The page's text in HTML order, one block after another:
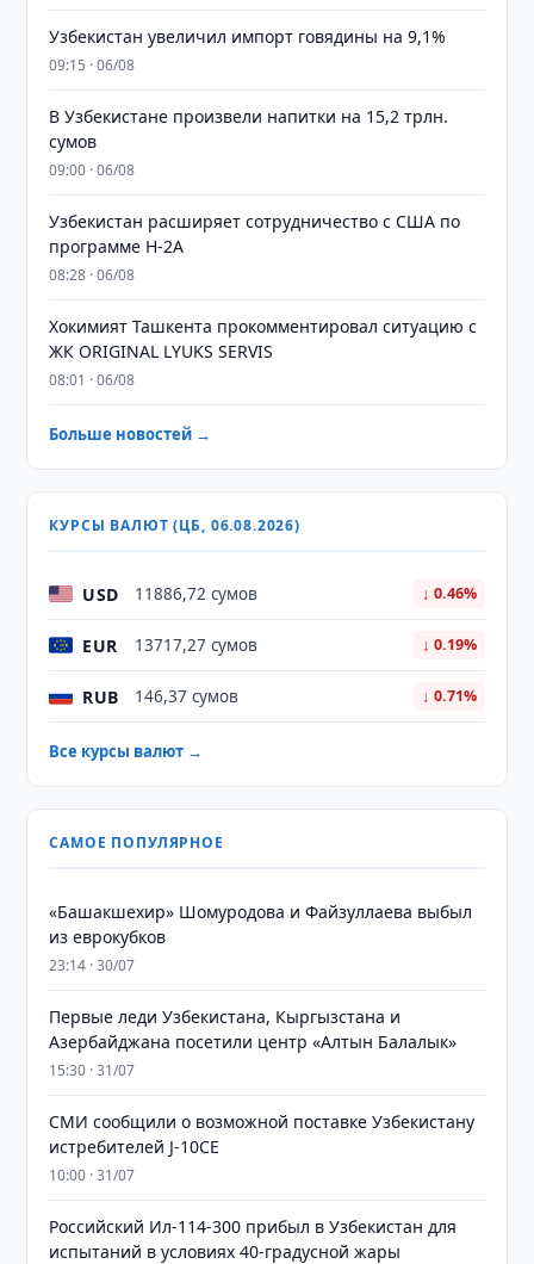
Узбекистан увеличил импорт говядины на 9,1%
09:15 · 06/08
В Узбекистане произвели напитки на 15,2 трлн.
сумов
09:00 · 06/08
Узбекистан расширяет сотрудничество с США по
программе H-2A
08:28 · 06/08
Хокимият Ташкента прокомментировал ситуацию с
ЖК ORIGINAL LYUKS SERVIS
08:01 · 06/08
Больше новостей →
КУРСЫ ВАЛЮТ (ЦБ, 06.08.2026)
USD 11886,72 сумов ↓ 0.46%
EUR 13717,27 сумов ↓ 0.19%
RUB 146,37 сумов ↓ 0.71%
Все курсы валют →
САМОЕ ПОПУЛЯРНОЕ
«Башакшехир» Шомуродова и Файзуллаева выбыл
из еврокубков
23:14 · 30/07
Первые леди Узбекистана, Кыргызстана и
Азербайджана посетили центр «Алтын Балалык»
15:30 · 31/07
СМИ сообщили о возможной поставке Узбекистану
истребителей J-10CE
10:00 · 31/07
Российский Ил-114-300 прибыл в Узбекистан для
испытаний в условиях 40-градусной жары